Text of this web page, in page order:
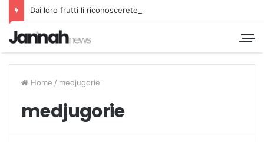
Dai loro frutti li riconoscerete
Home / medjugorie
medjugorie